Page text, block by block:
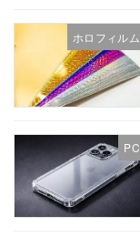
ホロフィルム
PC